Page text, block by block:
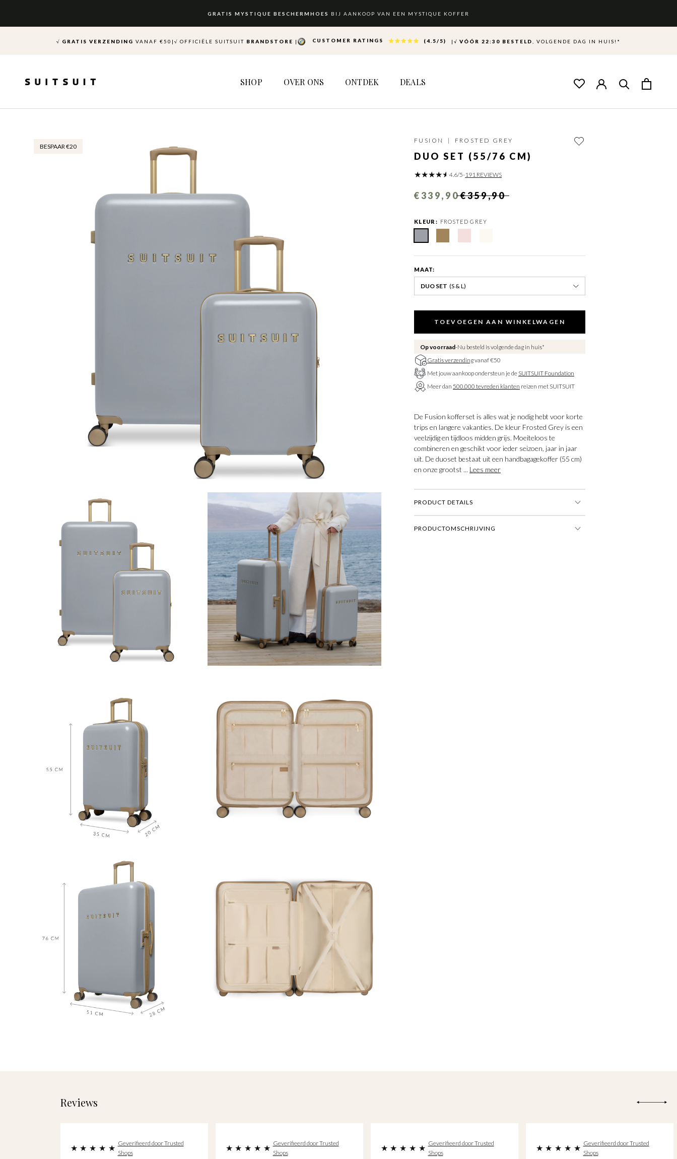
GRATIS MYSTIQUE BESCHERMHOES BIJ AANKOOP VAN EEN MYSTIQUE KOFFER
√ GRATIS VERZENDING VANAF €50 | √ OFFICIËLE SUITSUIT BRANDSTORE | CUSTOMER RATINGS (4.5/5) | √ VÓÓR 22:30 BESTELD , VOLGENDE DAG IN HUIS!*
SHOP
OVER ONS
ONTDEK
DEALS
BESPAAR €20
FUSION | FROSTED GREY
DUO SET (55/76 CM)
4.6/5-191 REVIEWS
€339,90€359,90
KLEUR: FROSTED GREY
MAAT:
DUO SET (S & L)
TOEVOEGEN AAN WINKELWAGEN
Op voorraad Nu besteld is volgende dag in huis*
Gratis verzendingvanaf €50
Met jouw aankoop ondersteun je de SUITSUIT Foundation
Meer dan 500.000 tevreden klanten reizen met SUITSUIT
De Fusion kofferset is alles wat je nodig hebt voor korte
trips en langere vakanties. De kleur Frosted Grey is een
veelzijdig en tijdloos midden grijs. Moeiteloos te
combineren en geschikt voor ieder seizoen, jaar in jaar
uit. De duoset bestaat uit een handbagagekoffer (55 cm)
en onze grootst ... Lees meer
PRODUCT DETAILS
PRODUCTOMSCHRIJVING
Reviews
Geverifieerd door Trusted
Shops
Geverifieerd door Trusted
Shops
Geverifieerd door Trusted
Shops
Geverifieerd door Trusted
Shops